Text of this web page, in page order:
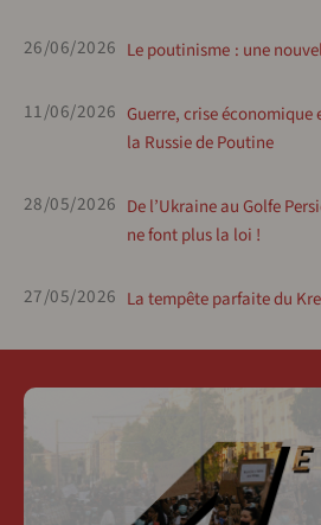
26/06/2026 Le poutinisme : une
11/06/2026 Guerre, crise
la Russie de Poutine
28/05/2026 De l’Ukraine au Golfe
ne font plus la loi !
27/05/2026 La tempête parfaite du